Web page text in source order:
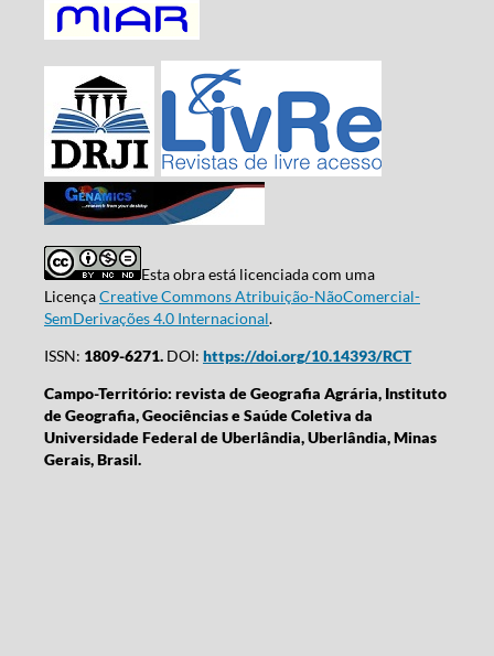
Esta obra está licenciada com uma
LicençaCreative Commons Atribuição-NãoComercial-
SemDerivações 4.0 Internacional.
ISSN: 1809-6271.DOI: https://doi.org/10.14393/RCT
Campo-Território: revista de Geografia Agrária, Instituto
de Geografia, Geociências e Saúde Coletiva da
Universidade Federal de Uberlândia, Uberlândia, Minas
Gerais, Brasil.